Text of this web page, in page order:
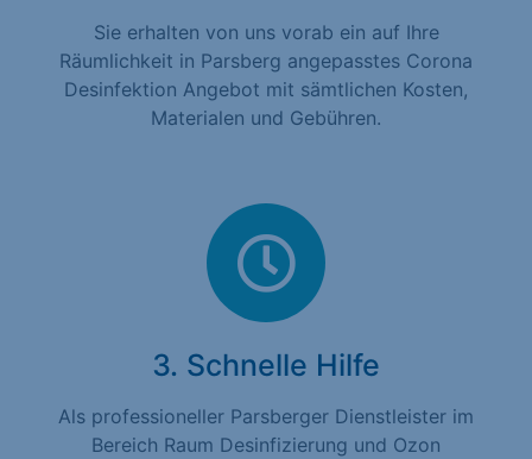
Sie erhalten von uns vorab ein auf Ihre
Räumlichkeit in Parsberg angepasstes Corona
Desinfektion Angebot mit sämtlichen Kosten,
Materialen und Gebühren.
3. Schnelle Hilfe
Als professioneller Parsberger Dienstleister im
Bereich Raum Desinfizierung und Ozon